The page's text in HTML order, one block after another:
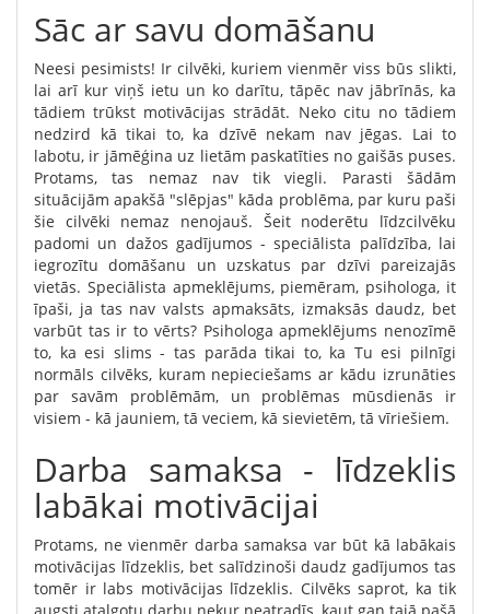
Sāc ar savu domāšanu
Neesi pesimists! Ir cilvēki, kuriem vienmēr viss būs slikti,
lai arī kur viņš ietu un ko darītu, tāpēc nav jābrīnās, ka
tādiem trūkst motivācijas strādāt. Neko citu no tādiem
nedzird kā tikai to, ka dzīvē nekam nav jēgas. Lai to
labotu, ir jāmēģina uz lietām paskatīties no gaišās puses.
Protams, tas nemaz nav tik viegli. Parasti šādām
situācijām apakšā "slēpjas" kāda problēma, par kuru paši
šie cilvēki nemaz nenojauš. Šeit noderētu līdzcilvēku
padomi un dažos gadījumos - speciālista palīdzība, lai
iegrozītu domāšanu un uzskatus par dzīvi pareizajās
vietās. Speciālista apmeklējums, piemēram, psihologa, it
īpaši, ja tas nav valsts apmaksāts, izmaksās daudz, bet
varbūt tas ir to vērts? Psihologa apmeklējums nenozīmē
to, ka esi slims - tas parāda tikai to, ka Tu esi pilnīgi
normāls cilvēks, kuram nepieciešams ar kādu izrunāties
par savām problēmām, un problēmas mūsdienās ir
visiem - kā jauniem, tā veciem, kā sievietēm, tā vīriešiem.
Darba samaksa - līdzeklis
labākai motivācijai
Protams, ne vienmēr darba samaksa var būt kā labākais
motivācijas līdzeklis, bet salīdzinoši daudz gadījumos tas
tomēr ir labs motivācijas līdzeklis. Cilvēks saprot, ka tik